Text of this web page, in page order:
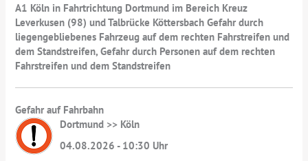
A1 Köln in Fahrtrichtung Dortmund im Bereich Kreuz
Leverkusen (98) und Talbrücke Köttersbach Gefahr durch
liegengebliebenes Fahrzeug auf dem rechten Fahrstreifen und
dem Standstreifen, Gefahr durch Personen auf dem rechten
Fahrstreifen und dem Standstreifen
Gefahr auf Fahrbahn
Dortmund >> Köln
04.08.2026 - 10:30 Uhr